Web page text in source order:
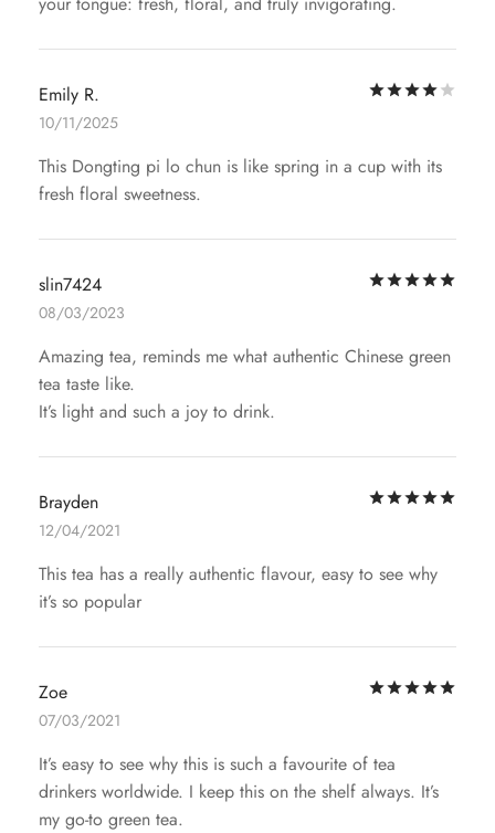
Emily R.
10/11/2025
This Dongting pi lo chun is like spring in a cup with its
fresh floral sweetness.
slin7424
08/03/2023
Amazing tea, reminds me what authentic Chinese green
tea taste like.
It’s light and such a joy to drink.
Brayden
12/04/2021
This tea has a really authentic flavour, easy to see why
it’s so popular
Zoe
07/03/2021
It’s easy to see why this is such a favourite of tea
drinkers worldwide. I keep this on the shelf always. It’s
my go-to green tea.